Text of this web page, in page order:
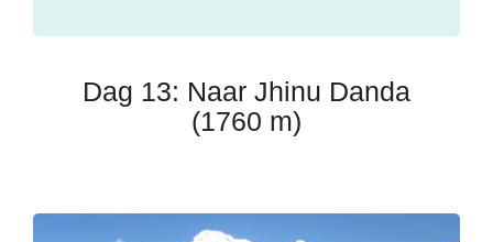
Dag 13: Naar Jhinu Danda
(1760 m)